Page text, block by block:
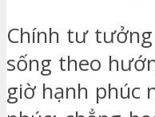
Chính tư
sống theo
giờ hạnh phúc